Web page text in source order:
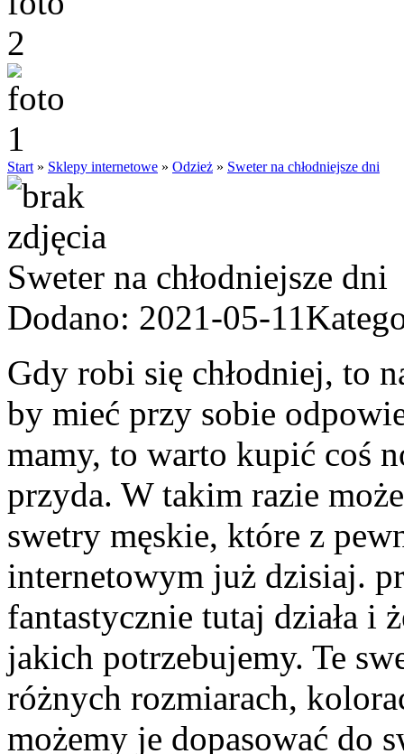
Start » Sklepy internetowe » Odzież » Sweter na chłodniejsze dni
Sweter na chłodniejsze dni
Dodano: 2021-05-11
Gdy robi się chłodniej, to
by mieć przy sobie
mamy, to warto kupić coś
przyda. W takim razie
swetry męskie, które z
internetowym już dzisiaj.
fantastycznie tutaj działa i
jakich potrzebujemy. Te
różnych rozmiarach,
możemy je dopasować do